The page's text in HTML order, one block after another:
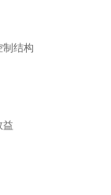
结构
益